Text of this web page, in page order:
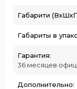
Габарити
Габариты в
Гарантия:
36 месяцев
Дополнительно: